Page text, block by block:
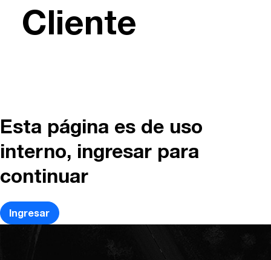
Cliente
Esta página es de uso
interno, ingresar para
continuar
Ingresar
154619083